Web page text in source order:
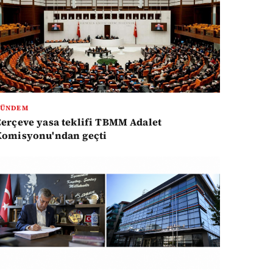
yasa teklifi TBMM Adalet
geçti